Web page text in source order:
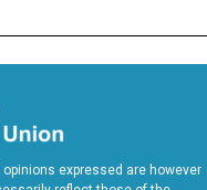
opinions expressed are however